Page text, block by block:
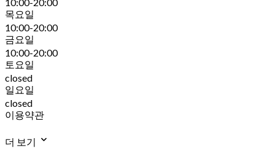
목요일
10:00-20:00
금요일
10:00-20:00
토요일
closed
일요일
closed
이용약관
더 보기